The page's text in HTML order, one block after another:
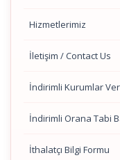
Hizmetlerimiz
İletişim / Contact Us
İndirimli Kurumlar
İndirimli Orana Tabi
İthalatçı Bilgi Formu